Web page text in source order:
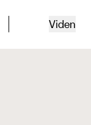
Viden